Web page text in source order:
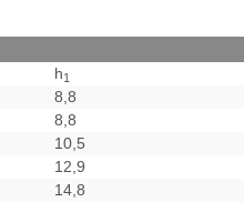
h1
8,8
8,8
10,5
12,9
14,8